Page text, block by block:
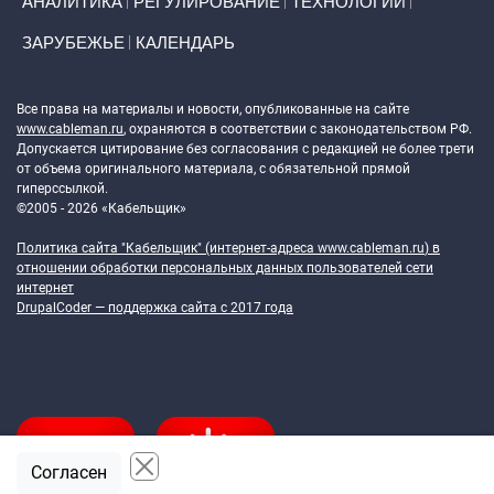
ЗАРУБЕЖЬЕ КАЛЕНДАРЬ
Все права на материалы и новости, опубликованные на сайте
www.cableman.ru, охраняются в соответствии с законодательством РФ.
Допускается цитирование без согласования с редакцией не более трети
от объема оригинального материала, с обязательной прямой
гиперссылкой.
©2005 - 2026 «Кабельщик»
Политика сайта "Кабельщик" (интернет-адреса www.cableman.ru) в
отношении обработки персональных данных пользователей сети
интернет
DrupalCoder — поддержка сайта c 2017 года
Согласен